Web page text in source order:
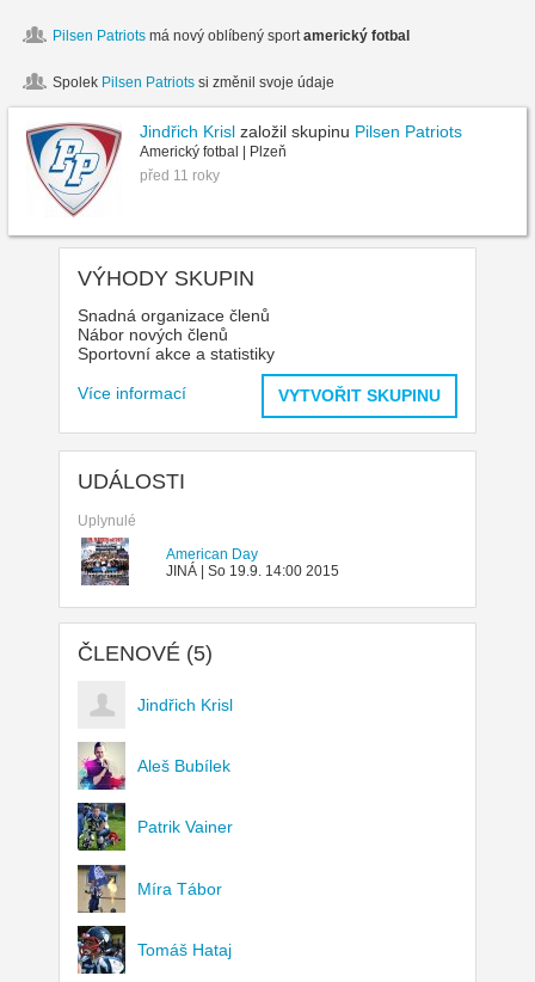
Pilsen Patriots má nový oblíbený sport americký fotbal
Spolek Pilsen Patriots si změnil svoje údaje
Jindřich Krisl založil skupinu Pilsen Patriots
Americký fotbal | Plzeň
před 11 roky
VÝHODY SKUPIN
Snadná organizace členů
Nábor nových členů
Sportovní akce a statistiky
Více informací VYTVOŘIT SKUPINU
UDÁLOSTI
Uplynulé
American Day
JINÁ | So 19.9. 14:00 2015
ČLENOVÉ (5)
Jindřich Krisl
Aleš Bubílek
Patrik Vainer
Míra Tábor
Tomáš Hataj